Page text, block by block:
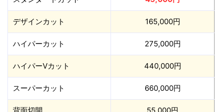
デザインカット 165,000円
ハイパーカット 275,000円
ハイパーVカット 440,000円
スーパーカット 660,000円